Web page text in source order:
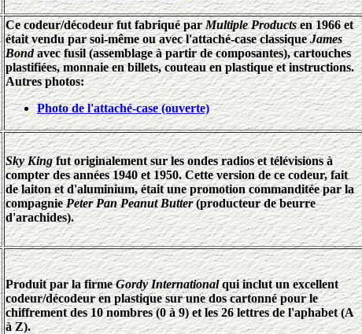
Ce codeur/décodeur fut fabriqué parMultiple Productsen 1966 et
était vendu par soi-même ou avec l'attaché-case classiqueJames
Bondavec fusil (assemblage à partir de composantes), cartouches
plastifiées, monnaie en billets, couteau en plastique et instructions.
Autres photos:
Photo de l'attaché-case (ouverte)
Sky Kingfut originalement sur les ondes radios et télévisions à
compter des années 1940 et 1950. Cette version de ce codeur, fait
de laiton et d'aluminium, était une promotion commanditée par la
compagniePeter Pan Peanut Butter(producteur de beurre
d'arachides).
Produit par la firmeGordy Internationalqui inclut un excellent
codeur/décodeur en plastique sur une dos cartonné pour le
chiffrement des 10 nombres (0 à 9) et les 26 lettres de l'aphabet (A
à Z).